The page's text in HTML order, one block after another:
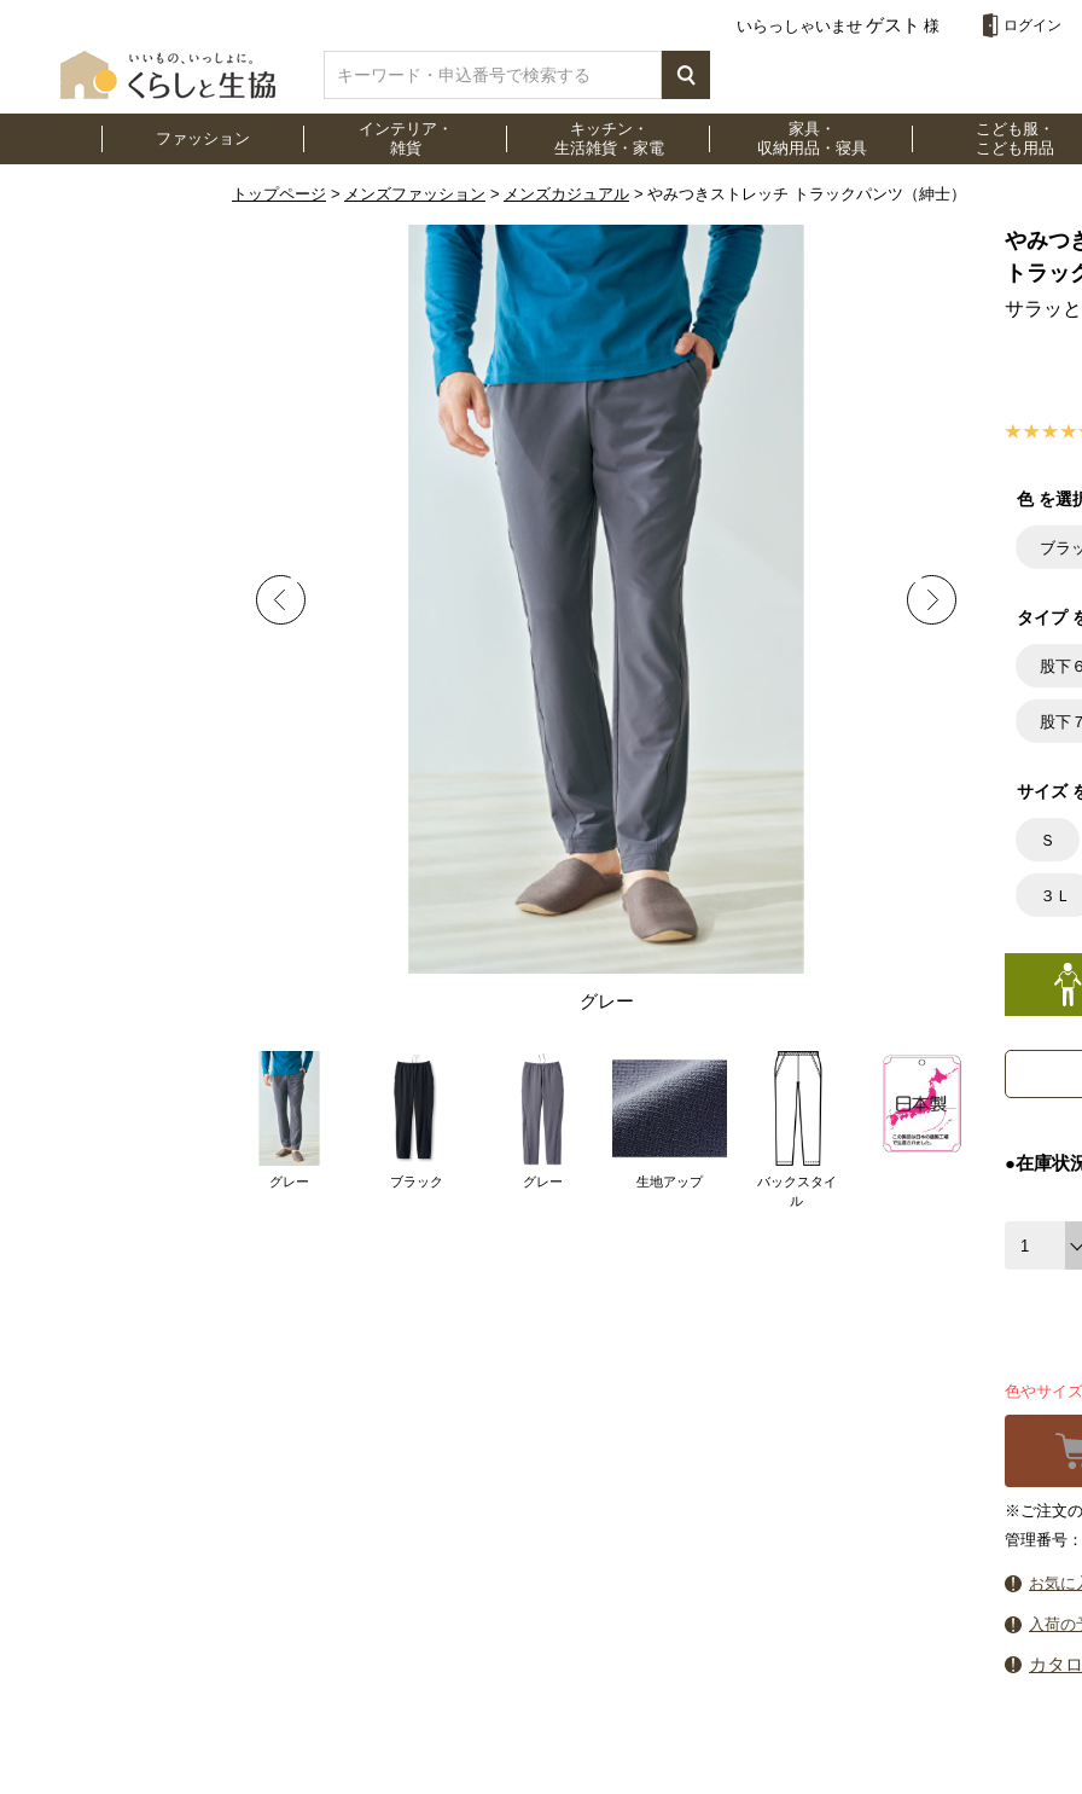
いらっしゃいませ ゲスト 様 ログイン
ファッション
インテリア・
雑貨
キッチン・
生活雑貨・家電
家具・
収納用品・寝具
こども服・
こども用品
トップページ メンズファッション メンズカジュアル やみつきストレッチ トラックパンツ（紳士）
グレー
グレー ブラック グレー 生地アップ
バックスタイ
ル
やみつ
トラッ
サラッ
色 を選
ブラ
タイプ
股下
股下
サイズ
Ｓ
３Ｌ
●在庫状
色やサイ
※ご注文
管理番号
お気に
入荷の
カタ